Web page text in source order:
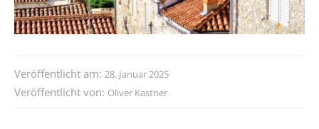
Veröffentlicht am: 28. Januar 2025
Veröffentlicht von: Oliver Kastner